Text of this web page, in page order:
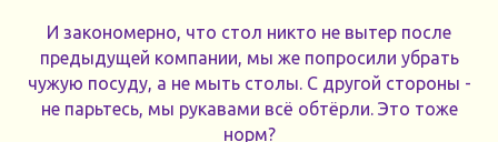
И закономерно, что стол никто не вытер после
предыдущей компании, мы же попросили убрать
чужую посуду, а не мыть столы. С другой стороны -
не парьтесь, мы рукавами всё обтёрли. Это тоже
норм?